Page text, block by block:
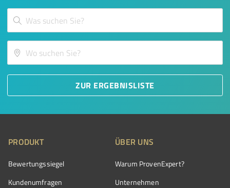
ZUR ERGEBNISLISTE
PRODUKT
Bewertungssiegel
Kundenumfragen
ÜBER UNS
Warum ProvenExpert?
Unternehmen